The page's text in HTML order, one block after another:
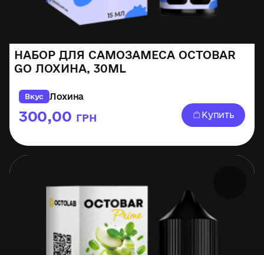
НАБОР ДЛЯ САМОЗАМЕСА OCTOBAR
GO ЛОХИНА, 30ML
Вкус Лохина
300,00 ГРН Купить